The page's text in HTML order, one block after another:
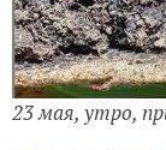
23 мая, утро,